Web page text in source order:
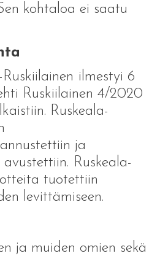
kohtaloa ei saatu
ilmestyi 6
Ruskiilainen 4/2020
Ruskeala-
ja
avustettiin. Ruskeala-
tuotettiin
levittämiseen.
ja muiden omien sekä